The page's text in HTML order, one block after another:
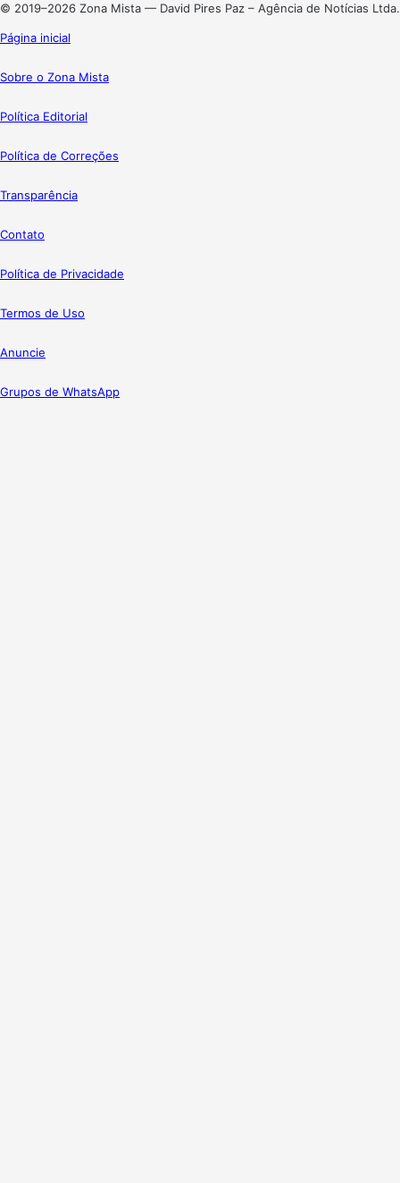
© 2019–2026 Zona Mista — David Pires Paz – Agência de Notícias Ltda.
Página inicial
Sobre o Zona Mista
Política Editorial
Política de Correções
Transparência
Contato
Política de Privacidade
Termos de Uso
Anuncie
Grupos de WhatsApp